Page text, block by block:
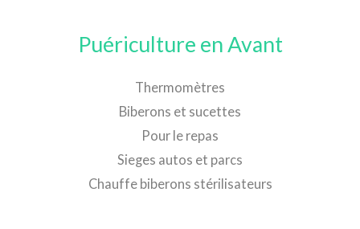
Puériculture en Avant
Thermomètres
Biberons et sucettes
Pour le repas
Sieges autos et parcs
Chauffe biberons stérilisateurs